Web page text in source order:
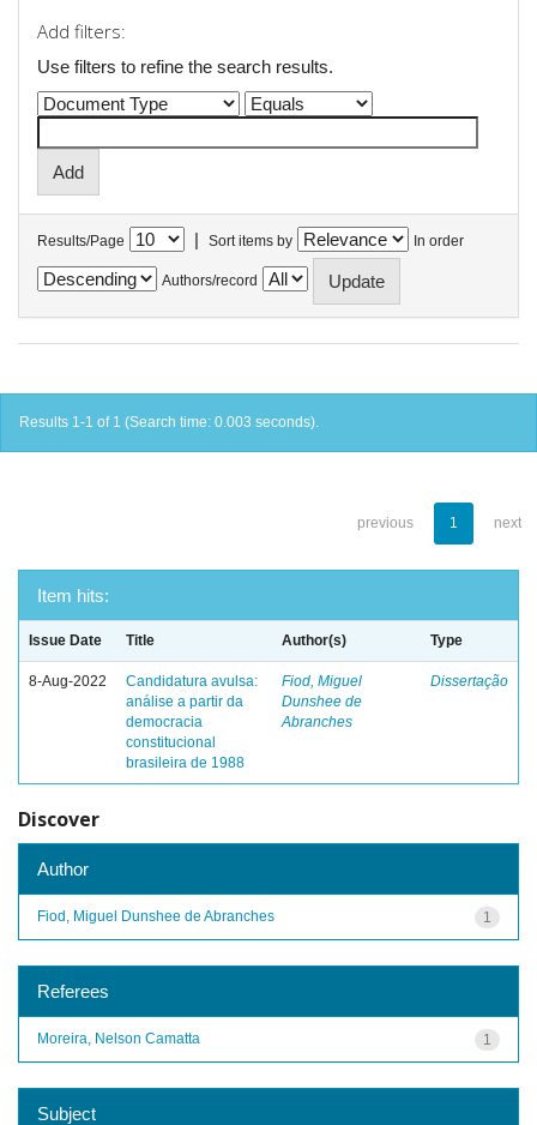
Add filters:
Use filters to refine the search results.
Results/Page | Sort items by In order
Authors/record
Results 1-1 of 1 (Search time: 0.003 seconds).
previous 1 next
Item hits:
Issue Date Title Author(s) Type
8-Aug-2022
Candidatura avulsa:
análise a partir da
democracia
constitucional
brasileira de 1988
Fiod, Miguel
Dunshee de
Abranches
Dissertação
Discover
Author
1
Fiod, Miguel Dunshee de Abranches
Referees
1
Moreira, Nelson Camatta
Subject